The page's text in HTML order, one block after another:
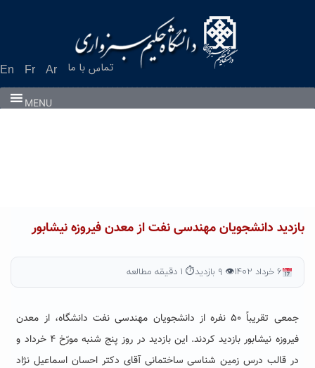
En Fr Ar تماس با ما
MENU
بازدید دانشجویان مهندسی نفت از معدن فیروزه نیشابور
۶ خرداد ۱۴۰۲ 👁 ۹ بازدید ⏱ ۱ دقیقه مطالعه
جمعی تقریباً ۵۰ نفره از دانشجویان مهندسی نفت دانشگاه، از معدن
فیروزه نیشابور بازدید کردند. این بازدید در روز پنج شنبه مورّخ ۴ خرداد و
در قالب درس زمین شناسی ساختمانی آقای دکتر احسان اسماعیل نژاد